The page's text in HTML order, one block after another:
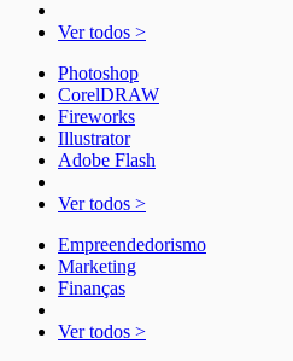
Ver todos >
Photoshop
CorelDRAW
Fireworks
Illustrator
Adobe Flash
Ver todos >
Empreendedorismo
Marketing
Finanças
Ver todos >